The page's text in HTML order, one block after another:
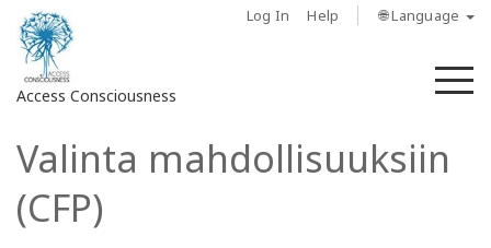
Log In Help 🌐 Language
Access Consciousness
Sign
Valinta mahdollisuuksiin
(CFP)